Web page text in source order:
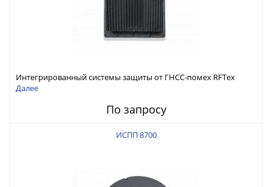
Интегрированный системы защиты от ГНСС-помех RFТех
ИСПП 8800
Далее
По запросу
ИСПП 8700